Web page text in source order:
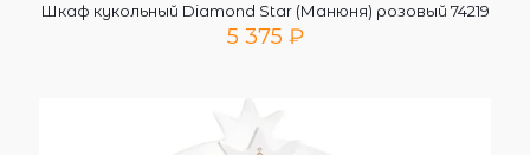
Шкаф кукольный Diamond Star (Манюня) розовый 74219
5 375 ₽